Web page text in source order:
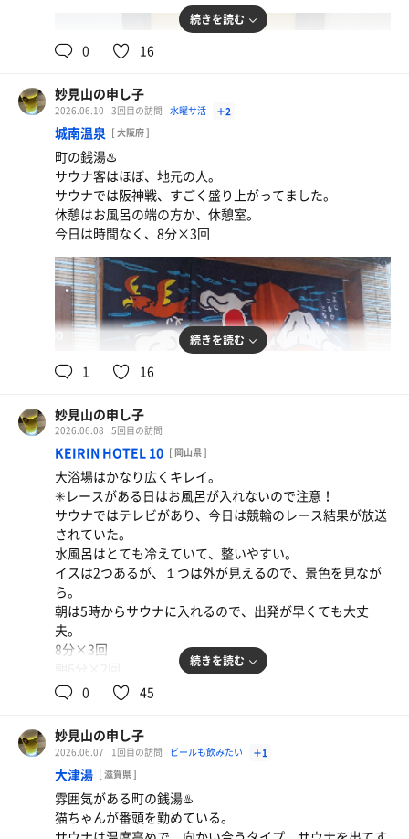
サントリー生ビール
焼売定食
一番搾り生ビール
続きを読む
0 16
妙見山の申し子
2026.06.10 3回目の訪問 水曜サ活 ＋2
城南温泉 [ 大阪府 ]
町の銭湯♨️
サウナ客はほぼ、地元の人。
サウナでは阪神戦、すごく盛り上がってました。
休憩はお風呂の端の方か、休憩室。
今日は時間なく、8分×3回
黒生
ジョッキがキンキンに冷えている
続きを読む
1 16
妙見山の申し子
2026.06.08 5回目の訪問
KEIRIN HOTEL 10 [ 岡山県 ]
大浴場はかなり広くキレイ。
✳️レースがある日はお風呂が入れないので注意！
サウナではテレビがあり、今日は競輪のレース結果が放送
されていた。
水風呂はとても冷えていて、整いやすい。
イスは2つあるが、１つは外が見えるので、景色を見なが
ら。
朝は5時からサウナに入れるので、出発が早くても大丈
夫。
8分×3回
続きを読む
0 45
妙見山の申し子
2026.06.07 1回目の訪問 ビールも飲みたい ＋1
大津湯 [ 滋賀県 ]
雰囲気がある町の銭湯♨️
猫ちゃんが番頭を勤めている。